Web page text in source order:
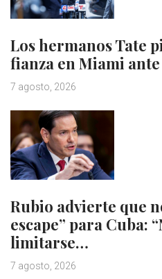
Los hermanos Tate
fianza en Miami
7 agosto, 2026
Rubio advierte que
escape” para Cuba:
limitarse…
7 agosto, 2026